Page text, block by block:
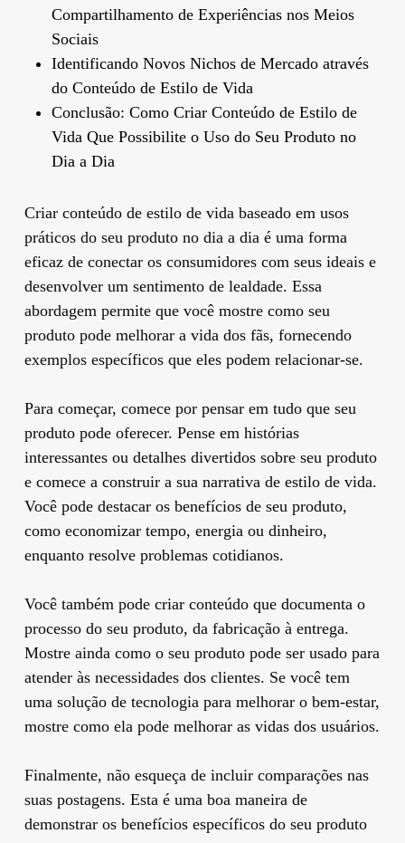
Compartilhamento de Experiências nos Meios
Sociais
Identificando Novos Nichos de Mercado através
do Conteúdo de Estilo de Vida
Conclusão: Como Criar Conteúdo de Estilo de
Vida Que Possibilite o Uso do Seu Produto no
Dia a Dia
Criar conteúdo de estilo de vida baseado em usos
práticos do seu produto no dia a dia é uma forma
eficaz de conectar os consumidores com seus ideais e
desenvolver um sentimento de lealdade. Essa
abordagem permite que você mostre como seu
produto pode melhorar a vida dos fãs, fornecendo
exemplos específicos que eles podem relacionar-se.
Para começar, comece por pensar em tudo que seu
produto pode oferecer. Pense em histórias
interessantes ou detalhes divertidos sobre seu produto
e comece a construir a sua narrativa de estilo de vida.
Você pode destacar os benefícios de seu produto,
como economizar tempo, energia ou dinheiro,
enquanto resolve problemas cotidianos.
Você também pode criar conteúdo que documenta o
processo do seu produto, da fabricação à entrega.
Mostre ainda como o seu produto pode ser usado para
atender às necessidades dos clientes. Se você tem
uma solução de tecnologia para melhorar o bem-estar,
mostre como ela pode melhorar as vidas dos usuários.
Finalmente, não esqueça de incluir comparações nas
suas postagens. Esta é uma boa maneira de
demonstrar os benefícios específicos do seu produto